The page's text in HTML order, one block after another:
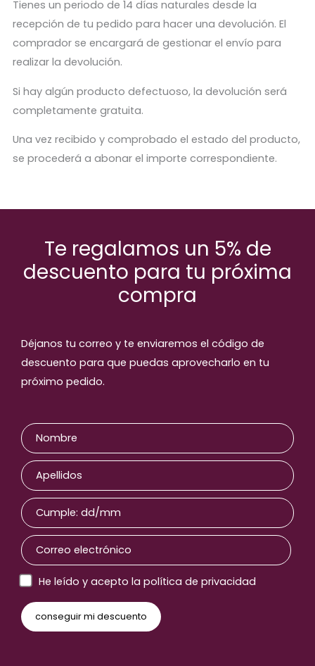
Tienes un periodo de 14 días naturales desde la
recepción de tu pedido para hacer una devolución. El
comprador se encargará de gestionar el envío para
realizar la devolución.
Si hay algún producto defectuoso, la devolución será
completamente gratuita.
Una vez recibido y comprobado el estado del producto,
se procederá a abonar el importe correspondiente.
Etiquetas:Estuches,Vuelta al cole
Legami
Productos relaccionados
Te regalamos un 5% de
descuento para tu próxima
compra
Déjanos tu correo y te enviaremos el código de
descuento para que puedas aprovecharlo en tu
próximo pedido.
He leído y acepto la política de privacidad